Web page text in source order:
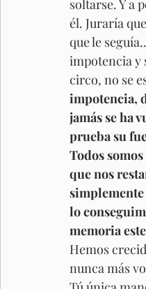
soltarse. Y a
él. Juraría
que le
impotencia y
circo, no se
impotencia,
jamás se ha
prueba su
Todos
que nos
simplemente
lo
memoria
Hemos
nunca más